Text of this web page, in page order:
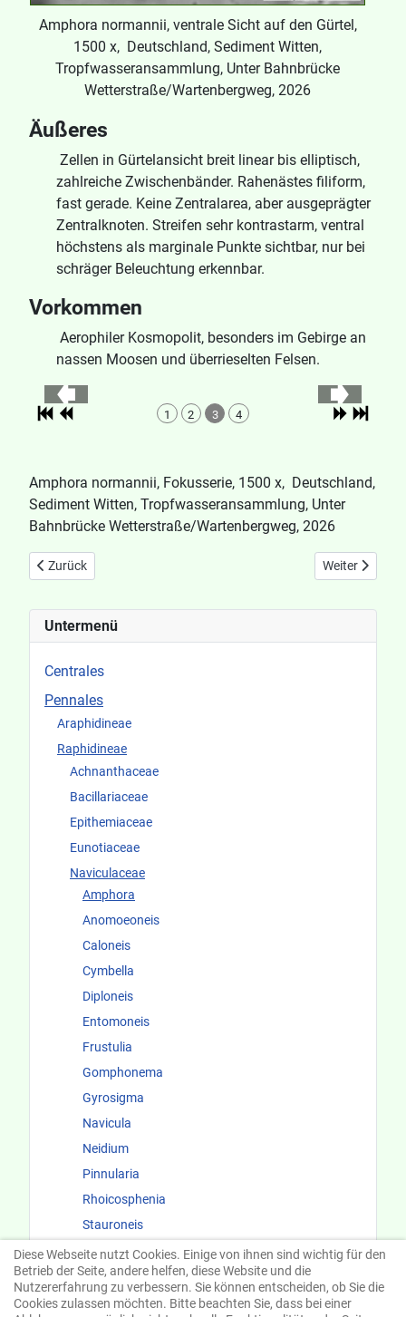
Untermenü
Centrales
Pennales
Araphidineae
Raphidineae
Achnanthaceae
Bacillariaceae
Epithemiaceae
Eunotiaceae
Naviculaceae
Amphora
Anomoeoneis
Caloneis
Cymbella
Diploneis
Entomoneis
Frustulia
Gomphonema
Gyrosigma
Navicula
Neidium
Pinnularia
Rhoicosphenia
Stauroneis
Surirellaceae
Fundorte und Ökologie
Amphora normannii, ventrale Sicht auf den Gürtel,
1500 x, Deutschland, Sediment Witten,
Tropfwasseransammlung, Unter Bahnbrücke
Wetterstraße/Wartenbergweg, 2026
Äußeres
Zellen in Gürtelansicht breit linear bis elliptisch,
zahlreiche Zwischenbänder. Rahenästes filiform,
fast gerade. Keine Zentralarea, aber ausgeprägter
Zentralknoten. Streifen sehr kontrastarm, ventral
höchstens als marginale Punkte sichtbar, nur bei
schräger Beleuchtung erkennbar.
Vorkommen
Aerophiler Kosmopolit, besonders im Gebirge an
nassen Moosen und überrieselten Felsen.
1 2 3 4
Amphora normannii, Fokusserie, 1500 x, Deutschland,
Sediment Witten, Tropfwasseransammlung, Unter
Bahnbrücke Wetterstraße/Wartenbergweg, 2026
Vorheriger Beitrag: Amphora montana
Zurück Nächster
Weiter
Diese Webseite nutzt Cookies. Einige von ihnen sind wichtig für den
Betrieb der Seite, andere helfen, diese Website und die
Nutzererfahrung zu verbessern. Sie können entscheiden, ob Sie die
Cookies zulassen möchten. Bitte beachten Sie, dass bei einer